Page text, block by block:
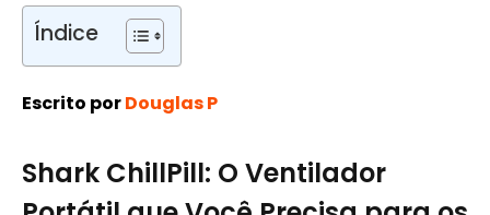
Índice
Escrito porDouglas P
Shark ChillPill: O Ventilador